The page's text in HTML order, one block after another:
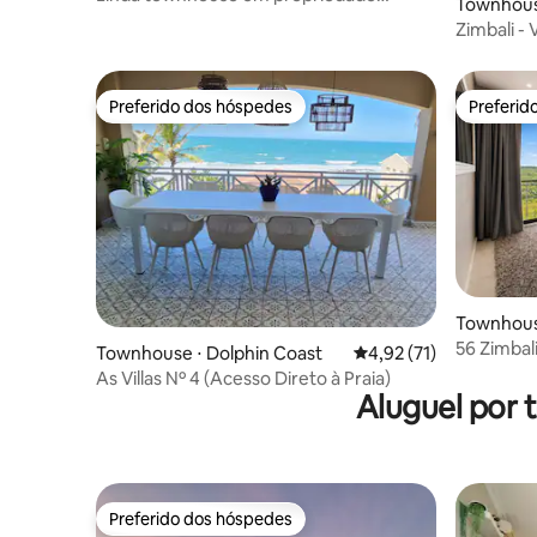
Zimbali -
Preferido dos hóspedes
Preferido dos hóspedes
Townhouse ⋅ Dolphin Coast 4,92 de uma avaliação
4,92 (71)
As Villas Nº 4 (Acesso Direto à Praia)
56
Aluguel por
Preferido dos hóspedes
Preferido dos hóspedes